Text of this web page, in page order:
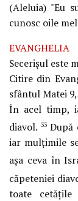
(Aleluia) "Eu
cunosc oile
EVANGHELIA
Secerişul este
Citire din
sfântul Matei
În acel timp,
diavol. 33După
iar mulţimile
aşa ceva în
căpeteniei
toate